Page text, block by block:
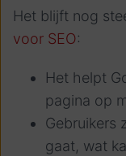
Het blijft nog
voor SEO:
Het helpt
pagina op
Gebruikers
gaat, wat